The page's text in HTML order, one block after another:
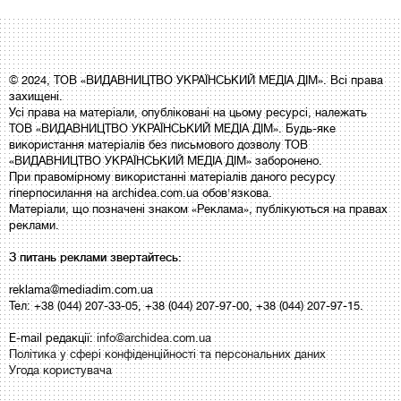
© 2024, ТОВ «ВИДАВНИЦТВО УКРАЇНСЬКИЙ МЕДІА ДІМ». Всі права
захищені.
Усі права на матеріали, опубліковані на цьому ресурсі, належать
ТОВ «ВИДАВНИЦТВО УКРАЇНСЬКИЙ МЕДІА ДІМ». Будь-яке
використання матеріалів без письмового дозволу ТОВ
«ВИДАВНИЦТВО УКРАЇНСЬКИЙ МЕДІА ДІМ» заборонено.
При правомірному використанні матеріалів даного ресурсу
гіперпосилання на archidea.com.ua обов'язкова.
Матеріали, що позначені знаком «Реклама», публікуються на правах
реклами.
З питань реклами звертайтесь:
reklama@mediadim.com.ua
Тел: +38 (044) 207-33-05, +38 (044) 207-97-00, +38 (044) 207-97-15.
E-mail редакції:info@archidea.com.ua
Політика у сфері конфіденційності та персональних даних
Угода користувача